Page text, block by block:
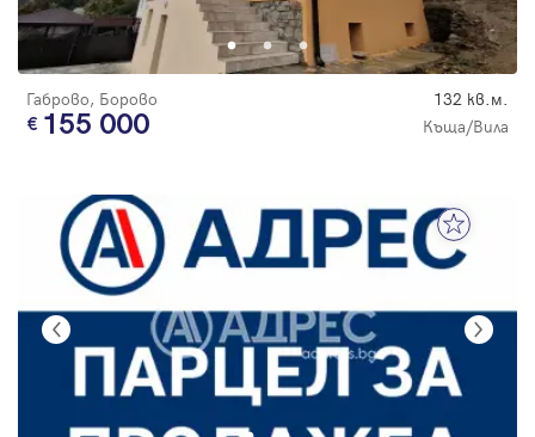
Габрово, Борово 132 кв.м.
155 000 Къща/Вила